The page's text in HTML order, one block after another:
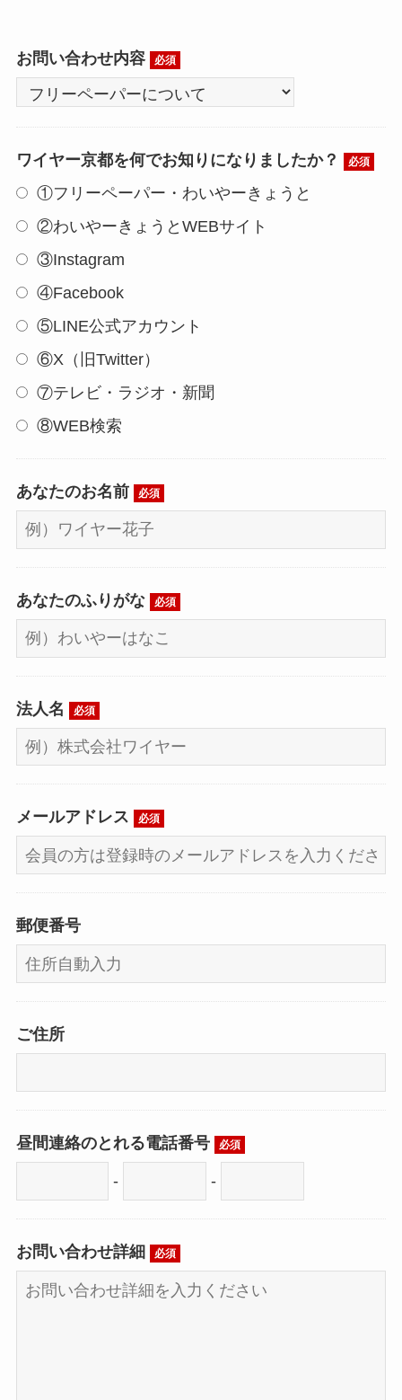
お問い合わせ内容 必須
ワイヤー京都を何でお知りになりましたか？ 必須
①フリーペーパー・わいやーきょうと
②わいやーきょうとWEBサイト
③Instagram
④Facebook
⑤LINE公式アカウント
⑥X（旧Twitter）
⑦テレビ・ラジオ・新聞
⑧WEB検索
あなたのお名前 必須
あなたのふりがな 必須
法人名 必須
メールアドレス 必須
郵便番号
ご住所
昼間連絡のとれる電話番号 必須
- -
お問い合わせ詳細 必須